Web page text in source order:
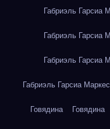
Габриэль Гарсиа
Габриэль Гарсиа
Габриэль Гарсиа
Габриэль Гарсиа
Говядина Говядина